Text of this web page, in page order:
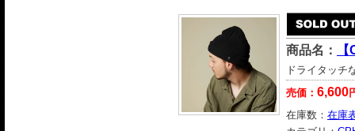
商品名：
ドライタッチ
売価： 6,600
在庫数： 在庫